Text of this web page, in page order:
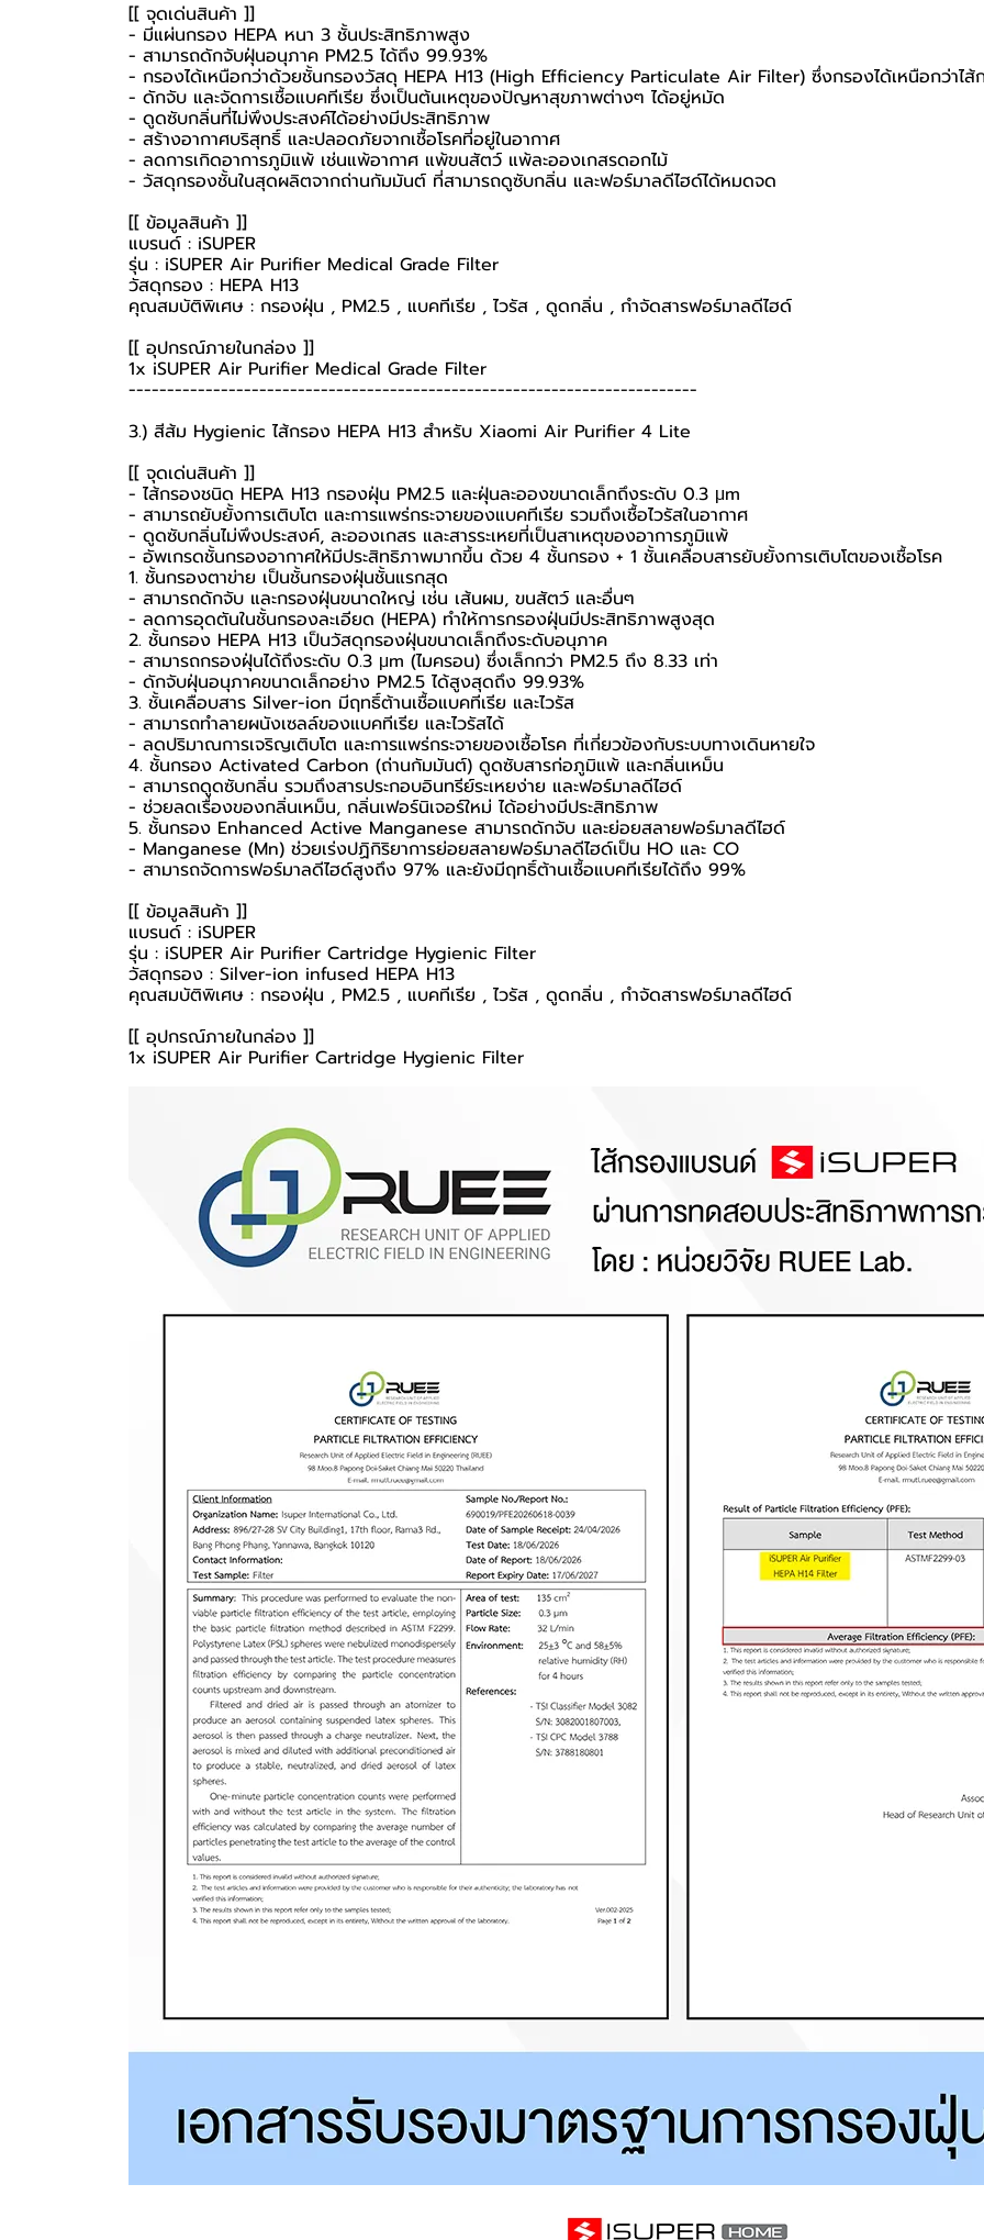
[[ จุดเด่นสินค้า ]]
- มีแผ่นกรอง HEPA หนา 3 ชั้นประสิทธิภาพสูง
- สามารถดักจับฝุ่นอนุภาค PM2.5 ได้ถึง 99.93%
- กรองได้เหนือกว่าด้วยชั้นกรองวัสดุ HEPA H13 (High Efficiency Particulate Air Filter) ซึ่งกรองได้เหนือกว่าไส้
- ดักจับ และจัดการเชื้อแบคทีเรีย ซึ่งเป็นต้นเหตุของปัญหาสุขภาพต่างๆ ได้อยู่หมัด
- ดูดซับกลิ่นที่ไม่พึงประสงค์ได้อย่างมีประสิทธิภาพ
- สร้างอากาศบริสุทธิ์ และปลอดภัยจากเชื้อโรคที่อยู่ในอากาศ
- ลดการเกิดอาการภูมิแพ้ เช่นแพ้อากาศ แพ้ขนสัตว์ แพ้ละอองเกสรดอกไม้
- วัสดุกรองชั้นในสุดผลิตจากถ่านกัมมันต์ ที่สามารถดูซับกลิ่น และฟอร์มาลดีไฮด์ได้หมดจด
[[ ข้อมูลสินค้า ]]
แบรนด์ : iSUPER
รุ่น : iSUPER Air Purifier Medical Grade Filter
วัสดุกรอง : HEPA H13
คุณสมบัติพิเศษ : กรองฝุ่น , PM2.5 , แบคทีเรีย , ไวรัส , ดูดกลิ่น , กำจัดสารฟอร์มาลดีไฮด์
[[ อุปกรณ์ภายในกล่อง ]]
1x iSUPER Air Purifier Medical Grade Filter
--------------------------------------------------------------------------
3.) สีส้ม Hygienic ไส้กรอง HEPA H13 สำหรับ Xiaomi Air Purifier 4 Lite
[[ จุดเด่นสินค้า ]]
- ไส้กรองชนิด HEPA H13 กรองฝุ่น PM2.5 และฝุ่นละอองขนาดเล็กถึงระดับ 0.3 μm
- สามารถยับยั้งการเติบโต และการแพร่กระจายของแบคทีเรีย รวมถึงเชื้อไวรัสในอากาศ
- ดูดซับกลิ่นไม่พึงประสงค์, ละอองเกสร และสารระเหยที่เป็นสาเหตุของอาการภูมิแพ้
- อัพเกรดชั้นกรองอากาศให้มีประสิทธิภาพมากขึ้น ด้วย 4 ชั้นกรอง + 1 ชั้นเคลือบสารยับยั้งการเติบโตของเชื้อโรค
1. ชั้นกรองตาข่าย เป็นชั้นกรองฝุ่นชั้นแรกสุด
- สามารถดักจับ และกรองฝุ่นขนาดใหญ่ เช่น เส้นผม, ขนสัตว์ และอื่นๆ
- ลดการอุดตันในชั้นกรองละเอียด (HEPA) ทำให้การกรองฝุ่นมีประสิทธิภาพสูงสุด
2. ชั้นกรอง HEPA H13 เป็นวัสดุกรองฝุ่นขนาดเล็กถึงระดับอนุภาค
- สามารถกรองฝุ่นได้ถึงระดับ 0.3 μm (ไมครอน) ซึ่งเล็กกว่า PM2.5 ถึง 8.33 เท่า
- ดักจับฝุ่นอนุภาคขนาดเล็กอย่าง PM2.5 ได้สูงสุดถึง 99.93%
3. ชั้นเคลือบสาร Silver-ion มีฤทธิ์ต้านเชื้อแบคทีเรีย และไวรัส
- สามารถทำลายผนังเซลล์ของแบคทีเรีย และไวรัสได้
- ลดปริมาณการเจริญเติบโต และการแพร่กระจายของเชื้อโรค ที่เกี่ยวข้องกับระบบทางเดินหายใจ
4. ชั้นกรอง Activated Carbon (ถ่านกัมมันต์) ดูดซับสารก่อภูมิแพ้ และกลิ่นเหม็น
- สามารถดูดซับกลิ่น รวมถึงสารประกอบอินทรีย์ระเหยง่าย และฟอร์มาลดีไฮด์
- ช่วยลดเรื่องของกลิ่นเหม็น, กลิ่นเฟอร์นิเจอร์ใหม่ ได้อย่างมีประสิทธิภาพ
5. ชั้นกรอง Enhanced Active Manganese สามารถดักจับ และย่อยสลายฟอร์มาลดีไฮด์
- Manganese (Mn) ช่วยเร่งปฏิกิริยาการย่อยสลายฟอร์มาลดีไฮด์เป็น HO และ CO
- สามารถจัดการฟอร์มาลดีไฮด์สูงถึง 97% และยังมีฤทธิ์ต้านเชื้อแบคทีเรียได้ถึง 99%
[[ ข้อมูลสินค้า ]]
แบรนด์ : iSUPER
รุ่น : iSUPER Air Purifier Cartridge Hygienic Filter
วัสดุกรอง : Silver-ion infused HEPA H13
คุณสมบัติพิเศษ : กรองฝุ่น , PM2.5 , แบคทีเรีย , ไวรัส , ดูดกลิ่น , กำจัดสารฟอร์มาลดีไฮด์
[[ อุปกรณ์ภายในกล่อง ]]
1x iSUPER Air Purifier Cartridge Hygienic Filter